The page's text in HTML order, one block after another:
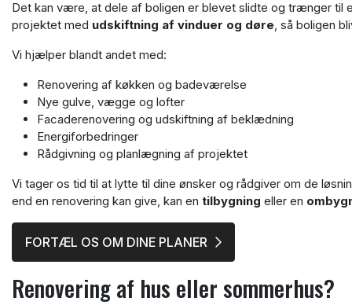
Det kan være, at dele af boligen er blevet slidte og trænger til
projektet med udskiftning af vinduer og døre, så boligen
Vi hjælper blandt andet med:
Renovering af køkken og badeværelse
Nye gulve, vægge og lofter
Facaderenovering og udskiftning af beklædning
Energiforbedringer
Rådgivning og planlægning af projektet
Vi tager os tid til at lytte til dine ønsker og rådgiver om de
end en renovering kan give, kan en tilbygning eller en
FORTÆL OS OM DINE PLANER
Renovering af hus eller sommerhus?